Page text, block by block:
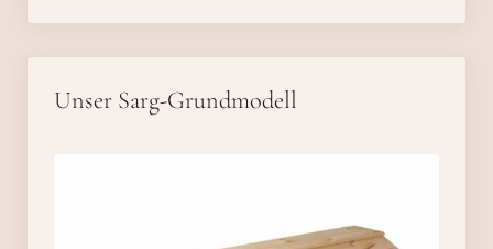
Unser Sarg-Grundmodell